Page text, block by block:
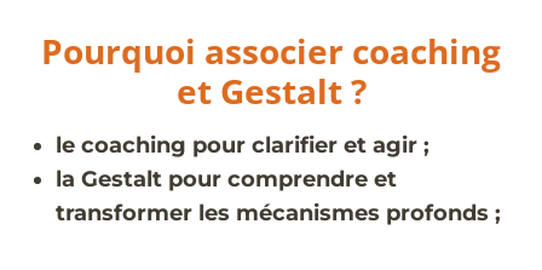
Pourquoi associer coaching
et Gestalt ?
le coaching pour clarifier et agir ;
la Gestalt pour comprendre et
transformer les mécanismes profonds ;